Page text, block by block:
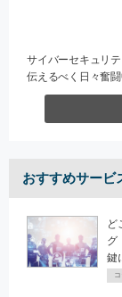
サイバーセキュリ
伝えるべく日々奮
おすすめサービ
ど
グ
鍵